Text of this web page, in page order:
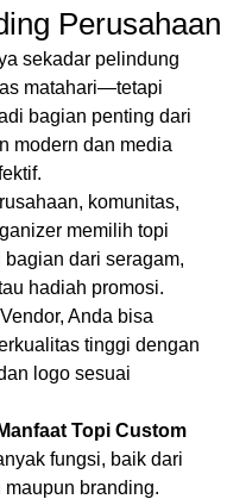
Perusahaan
sekadar pelindung
matahari—tetapi
bagian penting dari
modern dan media
komunitas,
memilih topi
dari seragam,
hadiah promosi.
Anda bisa
tinggi dengan
logo sesuai
Topi Custom
fungsi, baik dari
branding.